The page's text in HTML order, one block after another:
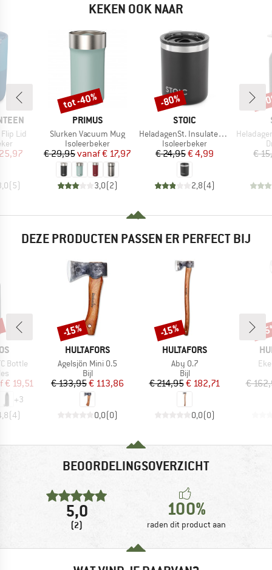
KEKEN OOK NAAR
Lid
prijs
( 5)
MERK
PRIMUS
Artikel
Slurken Vacuum Mug
Productgroep
Isoleerbeker
Prijs
€ 29,95 Verlaagde prijs
vanaf€ 17,97
3,0(2)
Korting
tot -40%
MERK
STOIC
Artikel
HeladagenSt. Insulated Mug
Productgroep
Isoleerbeker
Prijs
€ 24,95Verlaagde prijs
€ 4,99
2,8(4)
Korting
-80%
Artikel
HeladagenSt.
€
-
DEZE PRODUCTEN PASSEN ER PERFECT BIJ
Bottle
prijs
€ 19,51
+3
(4)
MERK
HULTAFORS
Artikel
Agelsjön Mini 0.5
Productgroep
Bijl
Prijs
€ 133,95Verlaagde prijs
€ 113,86
0,0(0)
Korting
-15%
MERK
HULTAFORS
Artikel
Aby 0.7
Productgroep
Bijl
Prijs
€ 214,95Verlaagde prijs
€ 182,71
0,0(0)
Korting
-15%
€
-
BEOORDELINGSOVERZICHT
5,0
(2)
100%
raden dit product aan